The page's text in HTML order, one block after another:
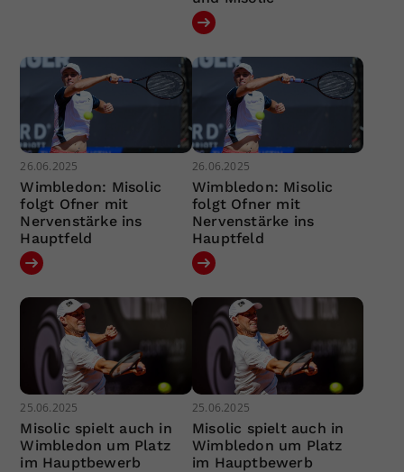
26.06.2025
Wimbledon: Misolic
folgt Ofner mit
Nervenstärke ins
Hauptfeld
26.06.2025
Wimbledon: Misolic
folgt Ofner mit
Nervenstärke ins
Hauptfeld
25.06.2025
Misolic spielt auch in
Wimbledon um Platz
im Hauptbewerb
25.06.2025
Misolic spielt auch in
Wimbledon um Platz
im Hauptbewerb